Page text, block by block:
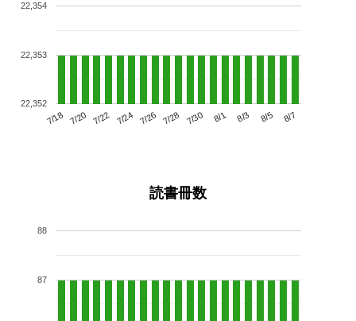
7/18 7/20 7/22 7/24 7/26 7/28 7/30 8/1 8/3 8/5 8/7
22,352
22,353
22,354
読書冊数
87
88